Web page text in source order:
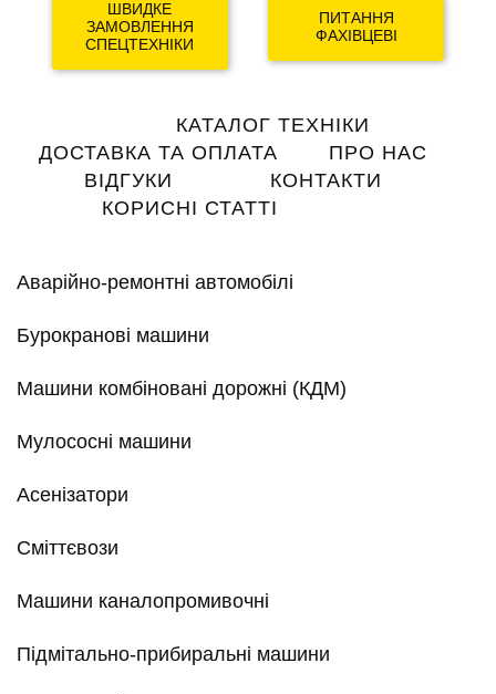
ШВИДКЕ
ЗАМОВЛЕННЯ
СПЕЦТЕХНІКИ
ПИТАННЯ
ФАХІВЦЕВІ
navigation
КАТАЛОГ ТЕХНІКИ
ДОСТАВКА ТА ОПЛАТА
ПРО НАС
ВІДГУКИ
КОНТАКТИ
КОРИСНІ СТАТТІ
Аварійно-ремонтні автомобілі
Бурокранові машини
Машини комбіновані дорожні (КДМ)
Мулососні машини
Асенізатори
Сміттєвози
Машини каналопромивочні
Підмітально-прибиральні машини